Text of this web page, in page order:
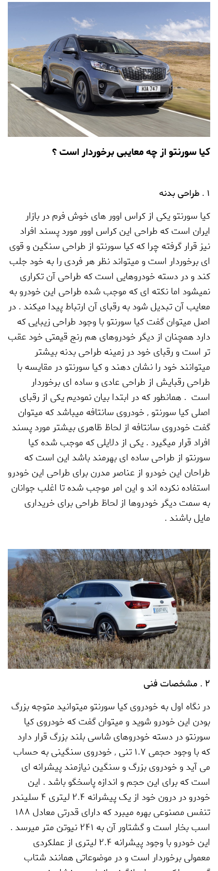
کیا سورنتو از چه معایبی برخوردار است ؟
1 . طراحی بدنه
کیا سورنتو یکی از کراس اوور های خوش فرم در بازار
ایران است که طراحی این کراس اوور مورد پسند افراد
نیز قرار گرفته چرا که کیا سورنتو از طراحی سنگین و قوی
ای برخوردار است و میتواند نظر هر فردی را به خود جلب
کند و در دسته خودروهایی است که طراحی آن تکراری
نمیشود اما نکته ای که موجب شده طراحی این خودرو به
معایب آن تبدیل شود به رقبای آن ارتباط پیدا میکند . در
اصل میتوان گفت کیا سورنتو با وجود طراحی زیبایی که
دارد همچنان از دیگر خودروهای هم رنج قیمتی خود عقب
تر است و رقبای خود در زمینه طراحی بدنه بیشتر
میتوانند خود را نشان دهند و کیا سورنتو در مقایسه با
طراحی رقبایش از طراحی عادی و ساده ای برخوردار
است . همانطور که در ابتدا بیان نمودیم یکی از رقبای
اصلی کیا سورنتو ,خودروی سانتافه میباشد که میتوان
گفت خودروی سانتافه از لحاظ ظاهری بیشتر مورد پسند
افراد قرار میگیرد . یکی از دلایلی که موجب شده کیا
سورنتو از طراحی ساده ای بهرمند باشد این است که
طراحان این خودرو از عناصر مدرن برای طراحی این خودرو
استفاده نکرده اند و این امر موجب شده تا اغلب جوانان
به سمت دیگر خودروها از لحاظ طراحی برای خریداری
مایل باشند .
2 . مشخصات فنی
در نگاه اول به خودروی کیا سورنتو میتوانید متوجه بزرگ
بودن این خودرو شوید و میتوان گفت که خودروی کیا
سورنتو در دسته خودروهای شاسی بلند بزرگ قرار دارد
که با وجود حجمی 1.7 تنی
,خودروی سنگینی به حساب
می آید و خودروی بزرگ و سنگین نیازمند پیشرانه ای
است که برای این حجم و اندازه پاسخگو باشد . این
خودرو در درون خود از یک پیشرانه 2.4 لیتری 4 سلیندر
تنفس مصنوعی بهره میبرد که دارای قدرتی معادل 188
اسب بخار است و گشتاور آن به 241 نیوتن متر میرسد .
این خودرو با وجود پیشرانه 2.4 لیتری از عملکردی
معمولی برخوردار است و در موضوعاتی همانند شتاب